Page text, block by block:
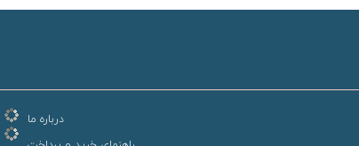
درباره ما